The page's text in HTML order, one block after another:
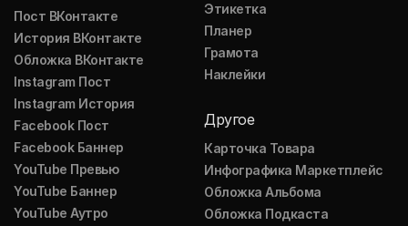
Пост ВКонтакте
История ВКонтакте
Обложка ВКонтакте
Instagram Пост
Instagram История
Facebook Пост
Facebook Баннер
YouTube Превью
YouTube Баннер
YouTube Аутро
Этикетка
Планер
Грамота
Наклейки
Другое
Карточка Товара
Инфографика Маркетплейс
Обложка Альбома
Обложка Подкаста